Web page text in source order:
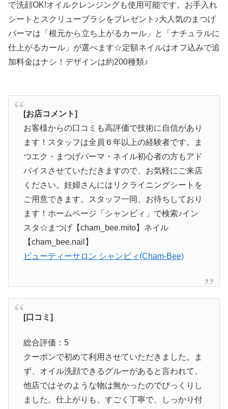
で洗顔OK!オイルクレンジングも使用可能です。お手入れ
シートとスクリューブラシをプレゼント♪大人気のまつげ
パーマは「根元から立ち上がるカール」と「ナチュラルに
仕上がるカール」が選べます☆定額ネイルはオフ込みで追
加料金はナシ！デザインは約200種類♪
[お店コメント]
お客様からの口コミも高評価で技術に自信があり
ます！スタッフは全員６年以上の経験者です。ま
つエク・まつげパーマ・ネイル初心者の方もアド
バイスさせていただきますので、お気軽にご来店
ください。妊婦さんにはリクライニングシートを
ご用意できます。スタッフ一同、お待ちしており
ます！ホームページ「シャンビィ」で検索♪イン
スタ☆まつげ【cham_bee.mito】ネイル
【cham_bee.nail】
ビューティーサロン シャンビィ(Cham-Bee)
[口コミ]
総合評価：5
クーポンで初めて利用させていただきました。ま
ず、オイル洗顔できるグルーがあると言われて、
他店ではそのような物は無かったのでびっくりし
ました。仕上がりも、すごく丁寧で、しっかり付